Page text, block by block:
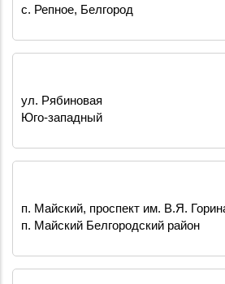
с. Репное, Белгород
ул. Рябиновая
Юго-западный
п. Майский, проспект им. В.Я.
п. Майский Белгородский район